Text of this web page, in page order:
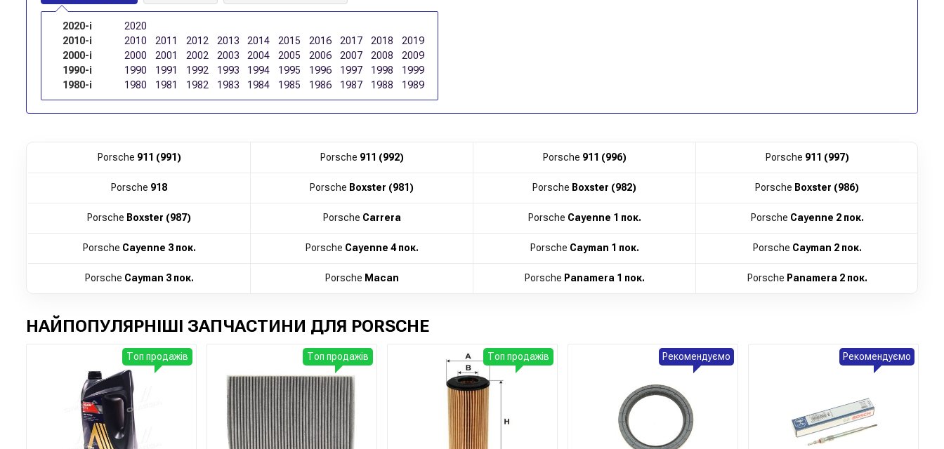
2020-і
2020
2010-і
2010 2011 2012 2013 2014 2015 2016 2017 2018
2019
2000-і
2000 2001 2002 2003 2004 2005 2006 2007 2008
2009
1990-і
1990 1991 1992 1993 1994 1995 1996 1997 1998
1999
1980-і
1980 1981 1982 1983 1984 1985 1986 1987 1988 1989
Porsche 911 (991) Porsche 911 (992) Porsche 911 (996) Porsche 911 (997)
Porsche 918 Porsche Boxster (981) Porsche Boxster (982) Porsche Boxster (986)
Porsche Boxster (987) Porsche Carrera Porsche Cayenne 1 пок. Porsche Cayenne 2 пок.
Porsche Cayenne 3 пок. Porsche Cayenne 4 пок. Porsche Cayman 1 пок. Porsche Cayman 2 пок.
Porsche Cayman 3 пок. Porsche Macan Porsche Panamera 1 пок. Porsche Panamera 2 пок.
НАЙПОПУЛЯРНІШІ ЗАПЧАСТИНИ ДЛЯ PORSCHE
Топ продажів Топ продажів Топ продажів Рекомендуємо Рекомендуємо